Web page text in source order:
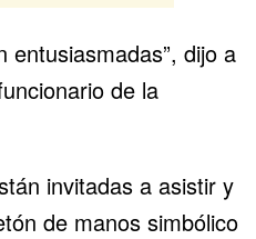
entusiasmadas”, dijo a
de la
invitadas a asistir y
de manos simbólico